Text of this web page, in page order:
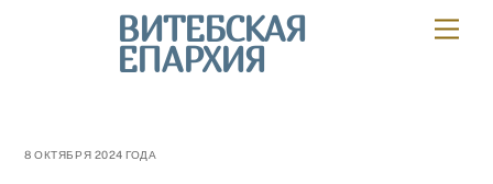
ВИТЕБСКАЯ
ЕПАРХИЯ
8 ОКТЯБРЯ 2024 ГОДА